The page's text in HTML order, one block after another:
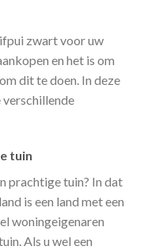
zwart voor uw
en het is om
dit te doen. In deze
tuin
prachtige tuin? In dat
is een land met een
woningeigenaren
Als u wel een